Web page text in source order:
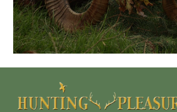
SEJOUR GRANDS
HONGRIE